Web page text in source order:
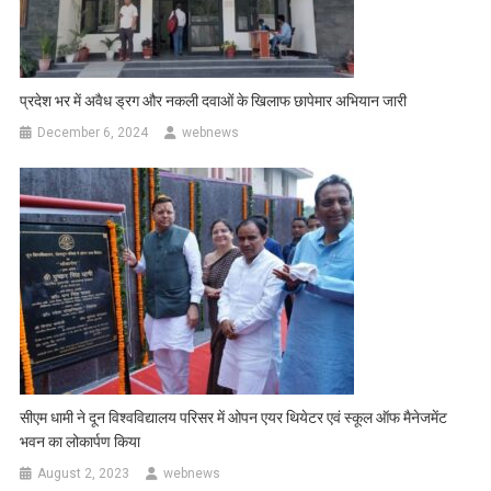
प्रदेश भर में अवैध ड्रग और नकली दवाओं के खिलाफ छापेमार अभियान जारी
December 6, 2024 webnews
सीएम धामी ने दून विश्वविद्यालय परिसर में ओपन एयर थियेटर एवं स्कूल ऑफ मैनेजमेंट
भवन का लोकार्पण किया
August 2, 2023 webnews